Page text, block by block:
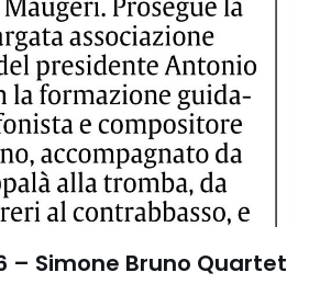
– Simone Bruno Quartet